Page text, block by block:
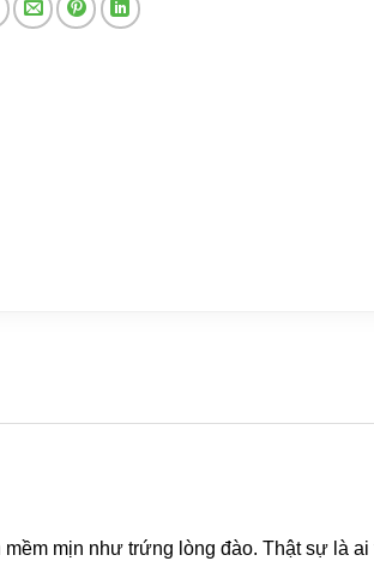
mịn như trứng lòng đào. Thật sự là ai